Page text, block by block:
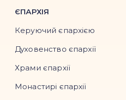
ЄПАРХІЯ
Керуючий єпархією
Духовенство єпархії
Храми єпархії
Монастирі єпархії